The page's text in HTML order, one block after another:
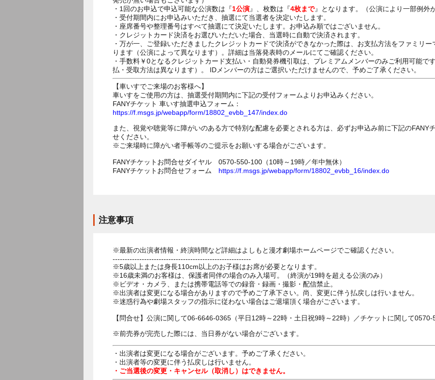
・1回のお申込で申込可能な公演数は『1公演』、枚数は『4枚まで』となります。（公演により一部例外
・受付期間内にお申込みいただき、抽選にて当選者を決定いたします。
・座席番号や整理番号はすべて抽選にて決定いたします。お申込み順ではございません。
・クレジットカード決済をお選びいただいた場合、当選時に自動で決済されます。
・万が一、ご登録いただきましたクレジットカードで決済ができなかった際は、お支払方法をファミリ
ります（公演によって異なります）。詳細は当落発表時のメールにてご確認ください。
・手数料￥0となるクレジットカード支払い・自動発券機引取は、プレミアムメンバーのみご利用可能で
払・受取方法は異なります）。 IDメンバーの方はご選択いただけませんので、予めご了承ください。
【車いすでご来場のお客様へ】
車いすをご使用の方は、抽選受付期間内に下記の受付フォームよりお申込みください。
FANYチケット 車いす抽選申込フォーム：
https://f.msgs.jp/webapp/form/18802_evbb_147/index.do
また、視覚や聴覚等に障がいのある方で特別な配慮を必要とされる方は、必ずお申込み前に下記のFANY
せください。
※ご来場時に障がい者手帳等のご提示をお願いする場合がございます。
FANYチケットお問合せダイヤル 0570-550-100（10時～19時／年中無休）
FANYチケットお問合せフォーム https://f.msgs.jp/webapp/form/18802_evbb_16/index.do
注意事項
※最新の出演者情報・終演時間など詳細はよしもと漫才劇場ホームページでご確認ください。
---------------------------------------------------------
※5歳以上または身長110cm以上のお子様はお席が必要となります。
※16歳未満のお客様は、保護者同伴の場合のみ入場可。（終演が19時を超える公演のみ）
※ビデオ・カメラ、または携帯電話等での録音・録画・撮影・配信禁止。
※出演者は変更になる場合がありますので予めご了承下さい。尚、変更に伴う払戻しは行いません。
※迷惑行為や劇場スタッフの指示に従わない場合はご退場頂く場合がございます。
【問合せ】公演に関して06-6646-0365（平日12時～22時・土日祝9時～22時）／チケットに関して0570-
※前売券が完売した際には、当日券がない場合がございます。
・出演者は変更になる場合がございます。予めご了承ください。
・出演者等の変更に伴う払戻しは行いません。
・ご当選後の変更・キャンセル（取消し）はできません。